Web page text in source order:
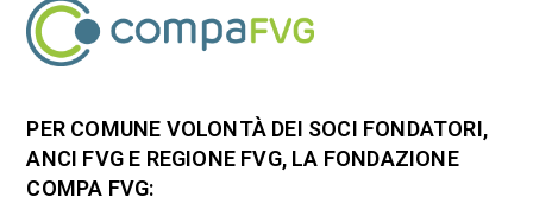
PER COMUNE VOLONTÀ DEI SOCI FONDATORI,
ANCI FVG E REGIONE FVG, LA FONDAZIONE
COMPA FVG: